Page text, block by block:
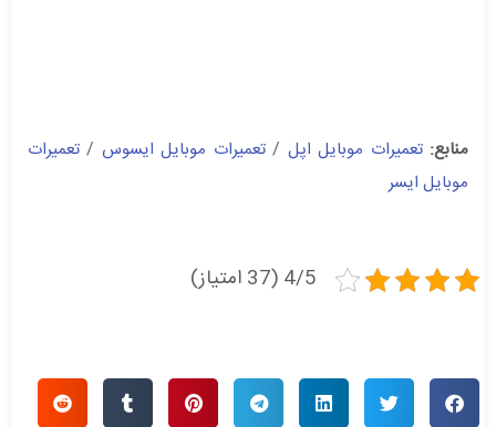
منابع:تعمیرات موبایل اپل /تعمیرات موبایل ایسوس / تعمیرات
موبایل ایسر
4/5 (37 امتیاز)